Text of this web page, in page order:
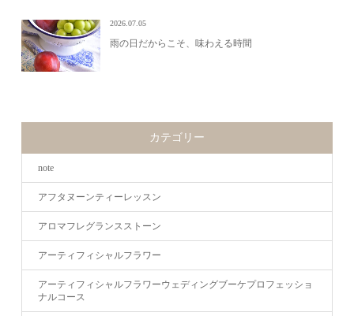
2026.07.05
雨の日だからこそ、味わえる時間
カテゴリー
note
アフタヌーンティーレッスン
アロマフレグランスストーン
アーティフィシャルフラワー
アーティフィシャルフラワーウェディングブーケプロフェッショ
ナルコース